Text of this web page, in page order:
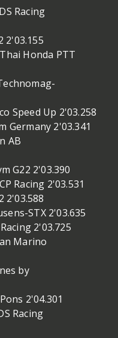
Racing
2'03.155
Honda PTT
Speed Up 2'03.258
Germany 2'03.341
AB
G22 2'03.390
Racing 2'03.531
2'03.588
STX 2'03.635
2'03.725
Marino
by
2'04.301
Racing